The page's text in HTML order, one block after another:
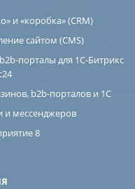
и «коробка» (CRM)
сайтом (CMS)
порталы для 1С-Битрикс
b2b-порталов и 1С
и мессенджеров
8